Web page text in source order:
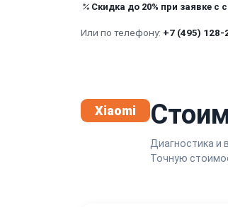
Скидка до 20% при заявке с
Или по телефону: +7 (495) 128-
Xiaomi
Диагностика и
Точную